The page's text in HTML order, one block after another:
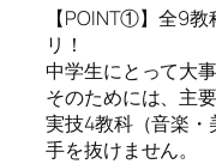
【POINT①】全9
リ！
中学生にとって大
そのためには、主
実技4教科（音楽
手を抜けません。